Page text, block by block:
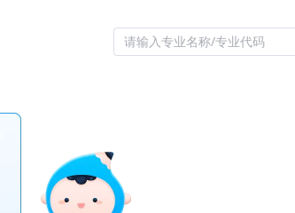
环境工程
请输入专业名称/专业代码